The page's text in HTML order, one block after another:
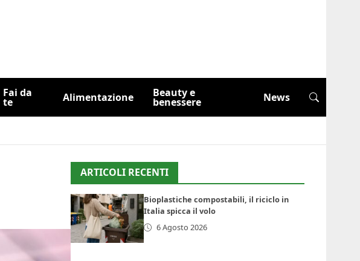
Fai da
te Alimentazione Beauty e
benessere News
ARTICOLI RECENTI
Bioplastiche compostabili, il riciclo in
Italia spicca il volo
6 Agosto 2026